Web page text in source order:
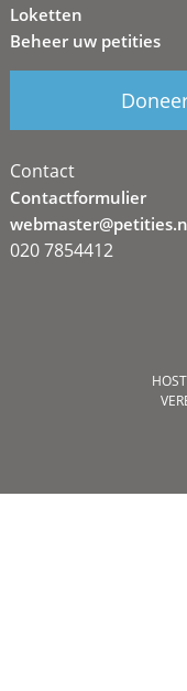
Loketten
Beheer uw petities
Contact
Contactformulier
020 7854412